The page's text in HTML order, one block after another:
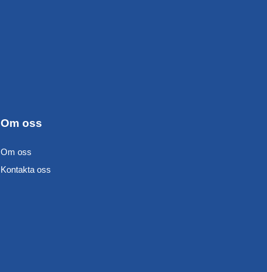
Om oss
Om oss
Kontakta oss